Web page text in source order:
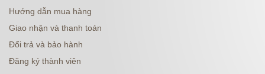
Hướng dẫn mua hàng
Giao nhận và thanh toán
Đổi trả và bảo hành
Đăng ký thành viên